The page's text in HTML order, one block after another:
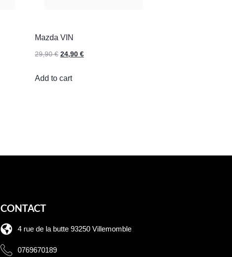
Mazda VIN
29,90€ 24,90 €
Add to cart
CONTACT
4 rue de la butte 93250 Villemomble
0769670189